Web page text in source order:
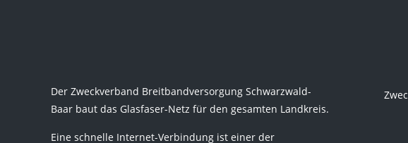
Der Zweckverband Breitbandversorgung Schwarzwald-
Baar baut das Glasfaser-Netz für den gesamten Landkreis.
Eine schnelle Internet-Verbindung ist einer der